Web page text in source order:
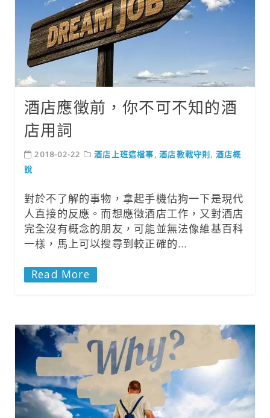
酒店應徵前，你不可不知的酒
店用詞
2018-02-22 酒店上班這檔事,酒店教戰守則 , 酒店概
說
對於不了解的事物，拿起手機估狗一下是現代
人直接的反應。而想應徵酒店工作，又對酒店
完全沒有概念的朋友，可能並無法像維基百科
一樣，馬上可以搜尋到較正確的…
Read More